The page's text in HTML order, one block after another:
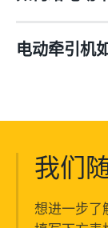
电动牵引机
我们
想进一步了